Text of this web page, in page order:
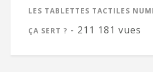
LES TABLETTES TACTILES
ÇA SERT ? - 211 181 vues